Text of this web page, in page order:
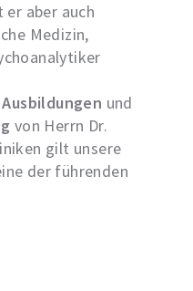
aber auch
Medizin,
und
von Herrn Dr.
gilt unsere
der führenden